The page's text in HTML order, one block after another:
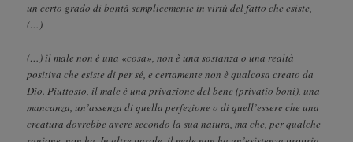
un certo grado di bontà semplicemente in virtù del fatto che esiste,
(…)
(…) il male non è una «cosa», non è una sostanza o una realtà
positiva che esiste di per sé, e certamente non è qualcosa creato da
Dio. Piuttosto, il male è una privazione del bene (privatio boni), una
mancanza, un’assenza di quella perfezione o di quell’essere che una
creatura dovrebbe avere secondo la sua natura, ma che, per qualche